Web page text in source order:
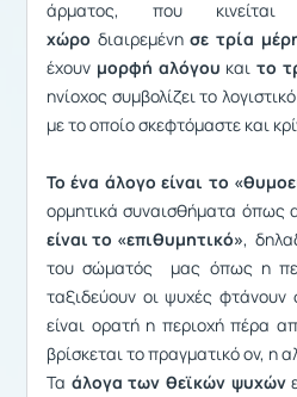
άρματος, που
χώρο διαιρεμένησε τρία
έχουν μορφή αλόγου και το
ηνίοχος συμβολίζει το
με το οποίο σκεφτόμαστε και
Το ένα άλογο είναι το
ορμητικά συναισθήματα όπως
είναι το «επιθυμητικό»,
του σώματός μας όπως η
ταξιδεύουν οι ψυχές
είναι ορατή η περιοχή πέρα
βρίσκεται το πραγματικό ον, η
Τα άλογα των θεϊκών ψυχών